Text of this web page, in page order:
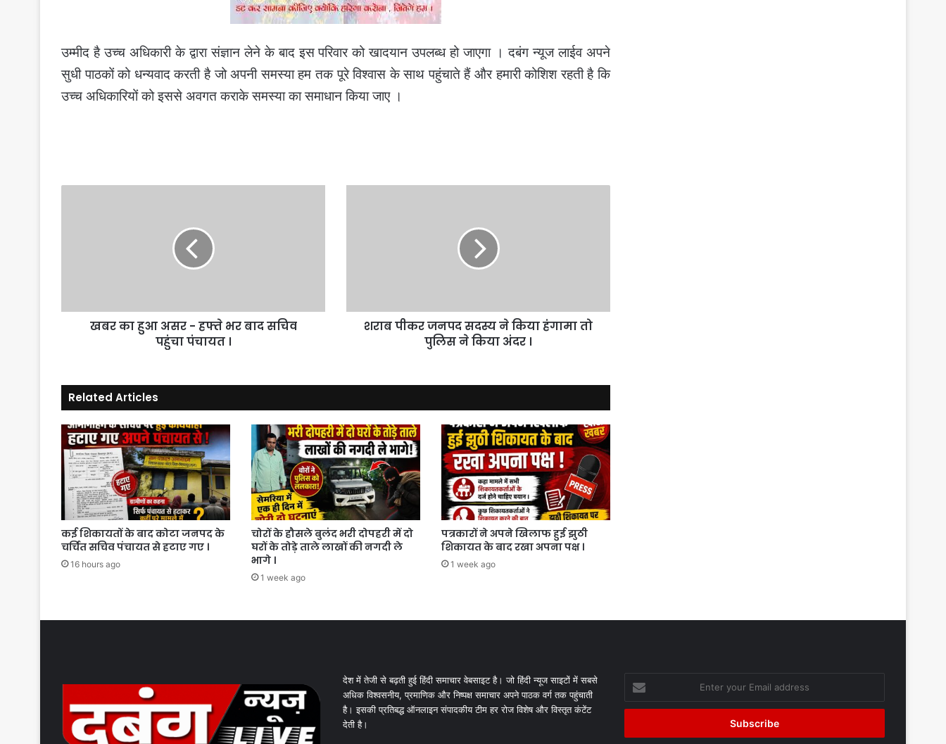
उम्मीद है उच्च अधिकारी के द्वारा संज्ञान लेने के बाद इस परिवार को खादयान उपलब्ध हो जाएगा । दबंग न्यूज लाईव अपने
सुधी पाठकों को धन्यवाद करती है जो अपनी समस्या हम तक पूरे विश्वास के साथ पहुंचाते हैं और हमारी कोशिश रहती है कि
उच्च अधिकारियों को इससे अवगत कराके समस्या का समाधान किया जाए ।
सचिव
खबर का हुआ असर - हफ्ते भर बाद सचिव
पहुंचा पंचायत ।
पुलिस
शराब पीकर जनपद सदस्य ने किया हंगामा तो
पुलिस ने किया अंदर ।
Related Articles
कई शिकायतों के बाद कोटा जनपद के
चर्चित सचिव पंचायत से हटाए गए ।
16 hours ago
चोरों के हौसले बुलंद भरी दोपहरी में दो
घरों के तोड़े ताले लाखों की नगदी ले
भागे ।
1 week ago
पत्रकारों ने अपने खिलाफ हुई झुठी
शिकायत के बाद रखा अपना पक्ष ।
1 week ago
देश में तेजी से बढ़ती हुई हिंदी समाचार वेबसाइट है। जो हिंदी न्यूज साइटों में सबसे
अधिक विश्वसनीय, प्रमाणिक और निष्पक्ष समाचार अपने पाठक वर्ग तक पहुंचाती
है। इसकी प्रतिबद्ध ऑनलाइन संपादकीय टीम हर रोज विशेष और विस्तृत कंटेंट
देती है।
your
Email